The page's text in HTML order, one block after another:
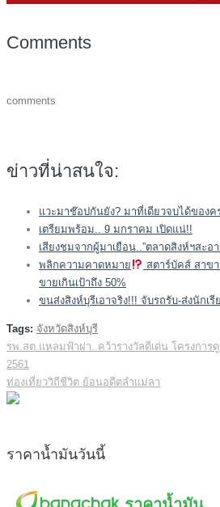
Comments
comments
ข่าวที่น่าสนใจ:
แวะมาช๊อปกันยัง? มาที่เดียวจบได้ของ
เตรียมพร้อม.. 9 มกราคม เปิดแน่!!
เสียงชมจากผู้มาเยือน..”ตลาดสิงห์ฯสะอ
พลิกความคาดหมาย
สตาร์บัคส์ สาข
ขายเกินเป้าถึง 50%
ขนส่งสิงห์บุรีเอาจริง!!! จับรถรับ-ส่งนักเ
Tags: จังหวัดสิงห์บุรี
Post
navigation
รพ.สต.แหลมฟ้าผ่า..คว้ารางวัลดีเด่น โครงการ
2561
ท่องเที่ยววิถีชีวิต ย้อนอดีตลำแม่ลา
ราคาน้ำมันวันนี้